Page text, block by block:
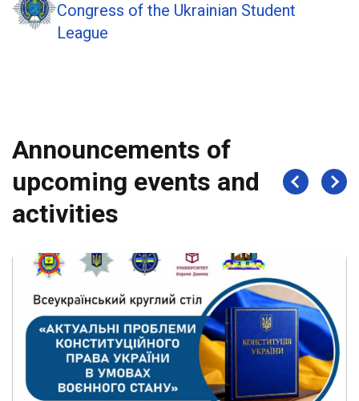
Congress of the Ukrainian Student
League
Announcements of
upcoming events and
activities